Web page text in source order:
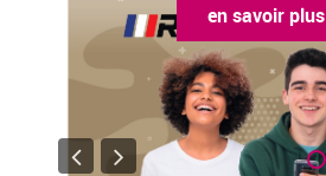
en savoir plus